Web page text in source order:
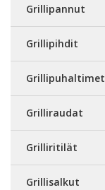
Grillipannut
Grillipihdit
Grillipuhaltimet
Grilliraudat
Grilliritilät
Grillisalkut